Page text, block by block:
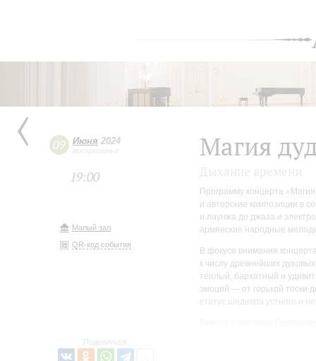
09 Июня 2024
воскресенье
19:00
Малый зал
QR-код события
Поделиться:
Магия
Программу концерта
и авторские композиции в
и лаунжа до джаза и
армянские народные
В фокусе внимания
к числу древнейших
тёплый, бархатный и
эмоций — от горькой тоски
статус шедевра устного и